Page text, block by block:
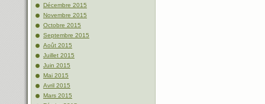
Décembre 2015
Novembre 2015
Octobre 2015
Septembre 2015
Août 2015
Juillet 2015
Juin 2015
Mai 2015
Avril 2015
Mars 2015